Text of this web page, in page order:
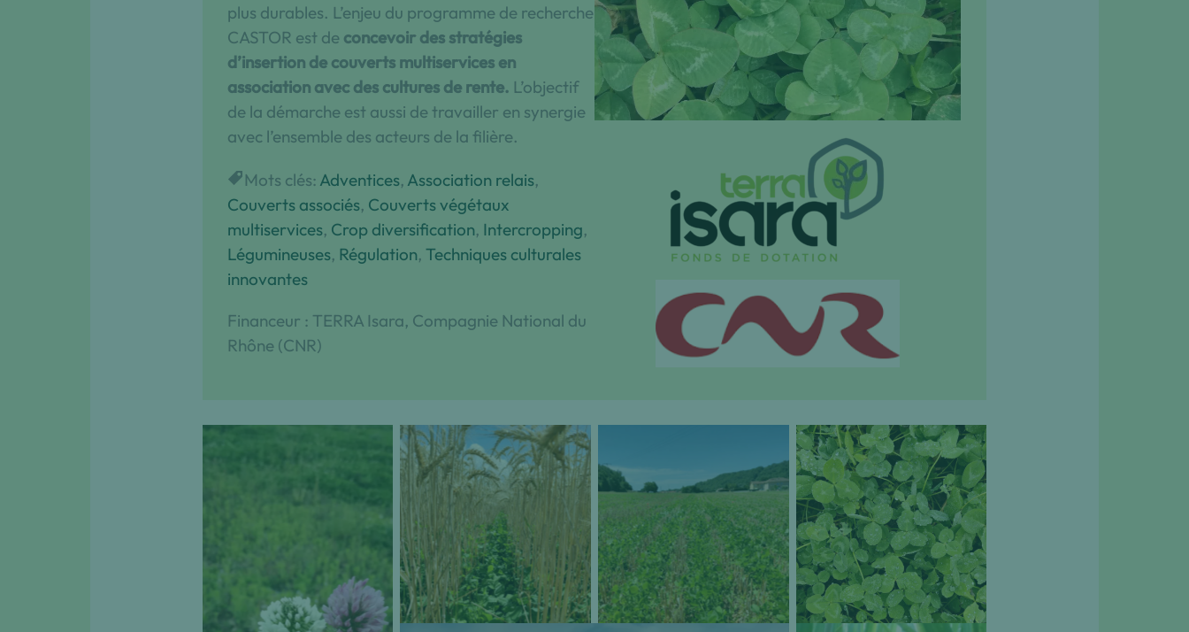
plus durables. L’enjeu du programme de recherche
CASTOR est de concevoir des stratégies
d’insertion de couverts multiservices en
association avec des cultures de rente. L’objectif
de la démarche est aussi de travailler en synergie
avec l’ensemble des acteurs de la filière.
Mots clés: Adventices, Association relais
Couverts associés, Couverts végétaux
multiservices, Crop diversification, Intercropping
Légumineuses, Régulation, Techniques culturales
innovantes
Financeur : TERRA Isara, Compagnie National du
Rhône (CNR)
Fleurs de trèfle blanc et
violet. M. Rouge, Mai
Couverts de trèfles
associés aux céréales.
M. Rouge, Juin 2022
Couverts de trèfles
associés aux céréales
après récolte. M.
Rouge, Juin 2022.
Couvert de trèfle. M.
Rouge, Février 2022.